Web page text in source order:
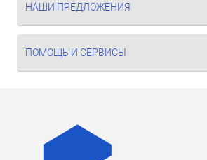
НАШИ ПРЕДЛОЖЕНИЯ
ПОМОЩЬ И СЕРВИСЫ